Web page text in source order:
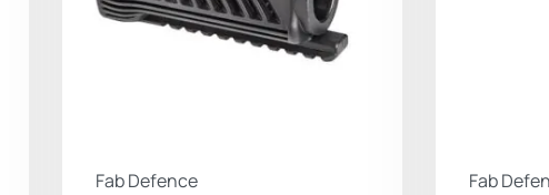
Fab Defence
Fab